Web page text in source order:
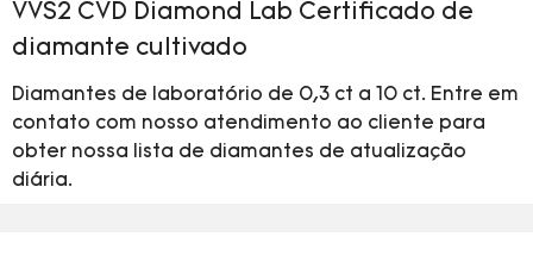
VVS2 CVD Diamond Lab Certificado de
diamante cultivado
Diamantes de laboratório de 0,3 ct a 10 ct. Entre em
contato com nosso atendimento ao cliente para
obter nossa lista de diamantes de atualização
diária.